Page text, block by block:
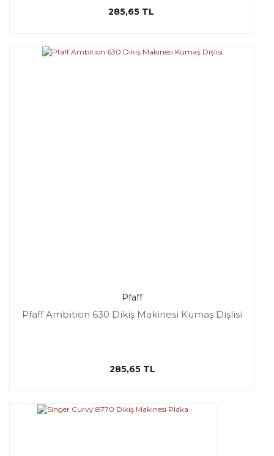
285,65 TL
Pfaff
Pfaff Ambition 630 Dikiş Makinesi Kumaş Dişlisi
285,65 TL